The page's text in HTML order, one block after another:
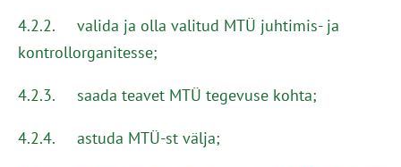
4.2.2. valida ja olla valitud MTÜ juhtimis- ja
kontrollorganitesse;
4.2.3. saada teavet MTÜ tegevuse kohta;
4.2.4. astuda MTÜ-st välja;